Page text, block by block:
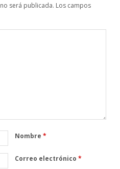
será publicada. Los campos
Nombre*
Correo electrónico*